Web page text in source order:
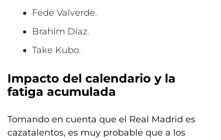
Fede Valverde.
Brahím Díaz.
Take Kubo.
Impacto del calendario y la
fatiga acumulada
Tomando en cuenta que el Real Madrid es
cazatalentos, es muy probable que a los